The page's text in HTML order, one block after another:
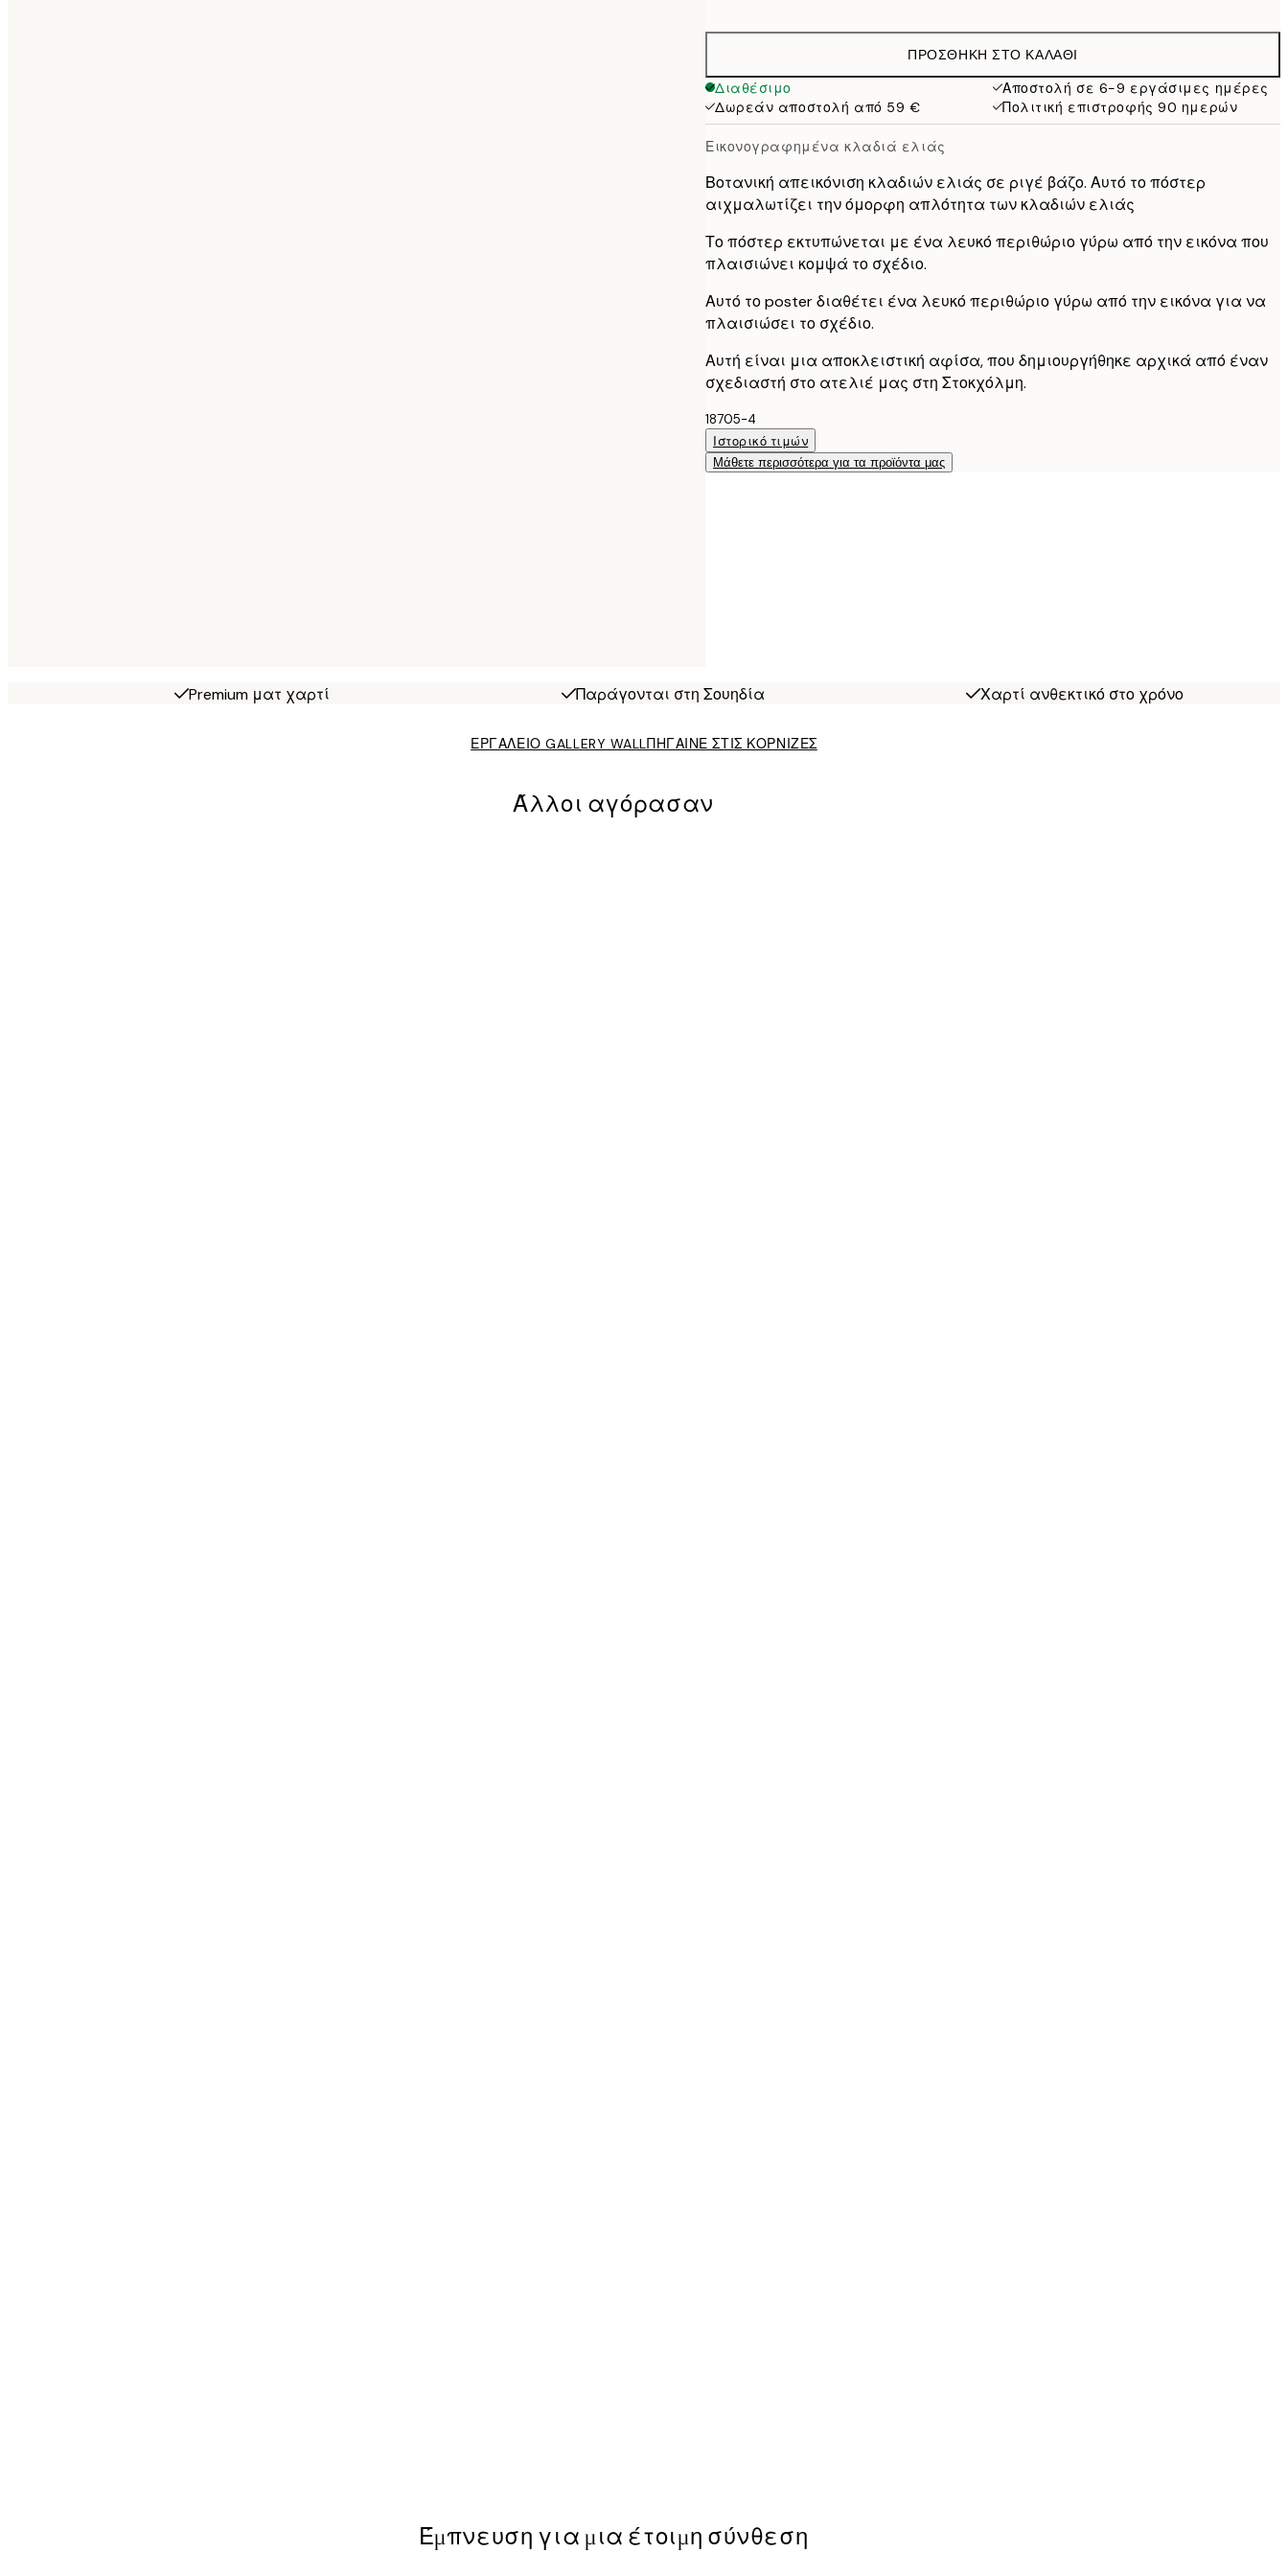
19,95 €
32,45 €
70x100 cm 24,50 €
49 €
ΠΡΟΣΘΉΚΗ ΣΤΟ ΚΑΛΆΘΙ
Διαθέσιμο
Αποστολή σε 6-9 εργάσιμες ημέρες
Δωρεάν αποστολή από 59 €
Πολιτική επιστροφής 90 ημερών
Εικονογραφημένα κλαδιά ελιάς
Βοτανική απεικόνιση κλαδιών ελιάς σε ριγέ βάζο. Αυτό το πόστερ
αιχμαλωτίζει την όμορφη απλότητα των κλαδιών ελιάς
Το πόστερ εκτυπώνεται με ένα λευκό περιθώριο γύρω από την εικόνα που
πλαισιώνει κομψά το σχέδιο.
Αυτό το poster διαθέτει ένα λευκό περιθώριο γύρω από την εικόνα για να
πλαισιώσει το σχέδιο.
Αυτή είναι μια αποκλειστική αφίσα, που δημιουργήθηκε αρχικά από έναν
σχεδιαστή στο ατελιέ μας στη Στοκχόλμη.
18705-4
Ιστορικό τιμών
Μάθετε περισσότερα για τα προϊόντα μας
Premium ματ χαρτί Παράγονται στη Σουηδία Χαρτί ανθεκτικό στο χρόνο
ΕΡΓΑΛΕΙΟ GALLERY WALLΠΗΓΑΙΝΕ ΣΤΙΣ ΚΟΡΝΙΖΕΣ
Άλλοι αγόρασαν
Έμπνευση για μια έτοιμη σύνθεση